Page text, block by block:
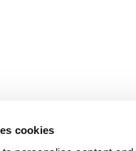
cookies